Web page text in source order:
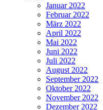
Januar 2022
Februar 2022
März 2022
April 2022
Mai 2022
Juni 2022
Juli 2022
August 2022
September 2022
Oktober 2022
November 2022
Dezember 2022